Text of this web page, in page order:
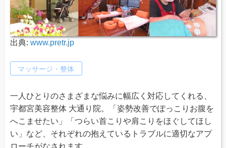
出典: www.pretr.jp
マッサージ・整体
一人ひとりのさまざまな悩みに幅広く対応してくれる、
宇都宮美容整体 大通り院。「姿勢改善でぽっこりお腹を
へこませたい」「つらい首こりや肩こりをほぐしてほし
い」など、それぞれの抱えているトラブルに適切なアプ